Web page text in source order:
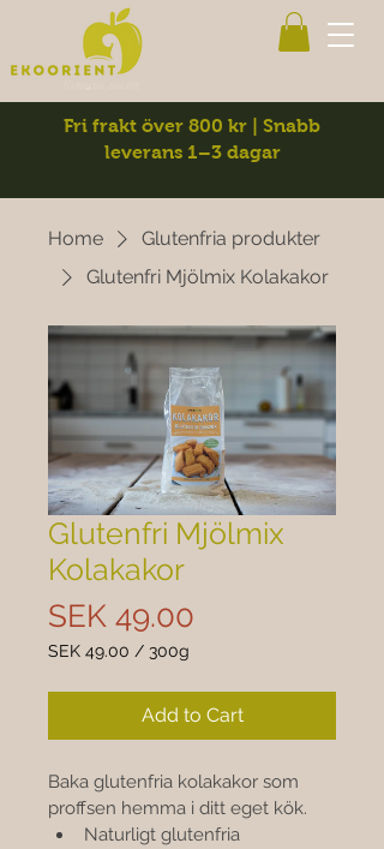
Fri frakt över 800 kr | Snabb
leverans 1–3 dagar
Home
Glutenfria produkter
Glutenfri Mjölmix Kolakakor
Glutenfri Mjölmix
Kolakakor
SEK 49.00
SEK 49.00 / 300g
per
Grams
Add to Cart
Baka glutenfria kolakakor som
proffsen hemma i ditt eget kök.
Naturligt glutenfria